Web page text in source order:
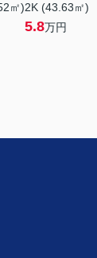
㎡)2K (43.63㎡)
5.8万円